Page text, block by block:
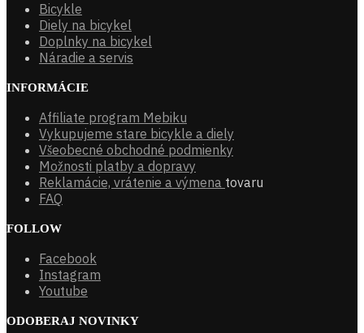
Bicykle
Diely na bicykel
Doplnky na bicykel
Náradie a servis
INFORMÁCIE
Affiliate program Mebiku
Vykupujeme stare bicykle a diely
Všeobecné obchodné podmienky
Možnosti platby a dopravy
Reklamácie, vrátenie a výmena tovaru
FAQ
FOLLOW
Facebook
Instagram
Youtube
ODOBERAJ NOVINKY